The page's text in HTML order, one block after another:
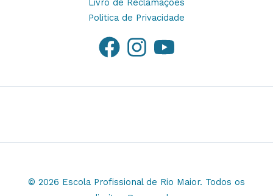
Livro de Reclamações
Politica de Privacidade
© 2026 Escola Profissional de Rio Maior. Todos os